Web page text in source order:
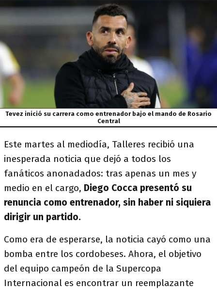
Tevez inició su carrera como entrenador bajo el mando de Rosario
Central
Este martes al mediodía, Talleres recibió una
inesperada noticia que dejó a todos los
fanáticos anonadados: tras apenas un mes y
medio en el cargo, Diego Cocca presentó su
renuncia como entrenador, sin haber ni siquiera
dirigir un partido.
Como era de esperarse, la noticia cayó como una
bomba entre los cordobeses. Ahora, el objetivo
del equipo campeón de la Supercopa
Internacional es encontrar un reemplazante